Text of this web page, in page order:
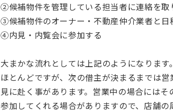
②候補物件を管理している担当者に連絡を取
③候補物件のオーナー・不動産仲介業者と日
④内見・内覧会に参加する
大まかな流れとしては上記のようになりま
ほとんどですが、次の借主が決まるまでは
見に赴く事があります。営業中の場合には
参加してくれる場合がありますので、店舗